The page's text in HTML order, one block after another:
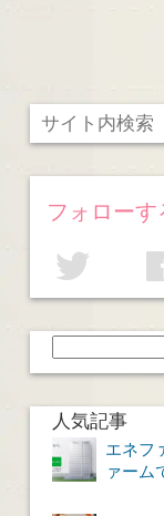
フォローす
twitter
人気記事
エネフ
ァーム